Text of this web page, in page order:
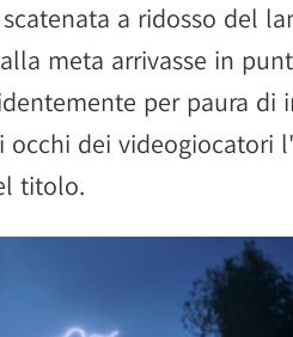
a ridosso del
meta arrivasse in
per paura di
occhi dei videogiocatori
titolo.